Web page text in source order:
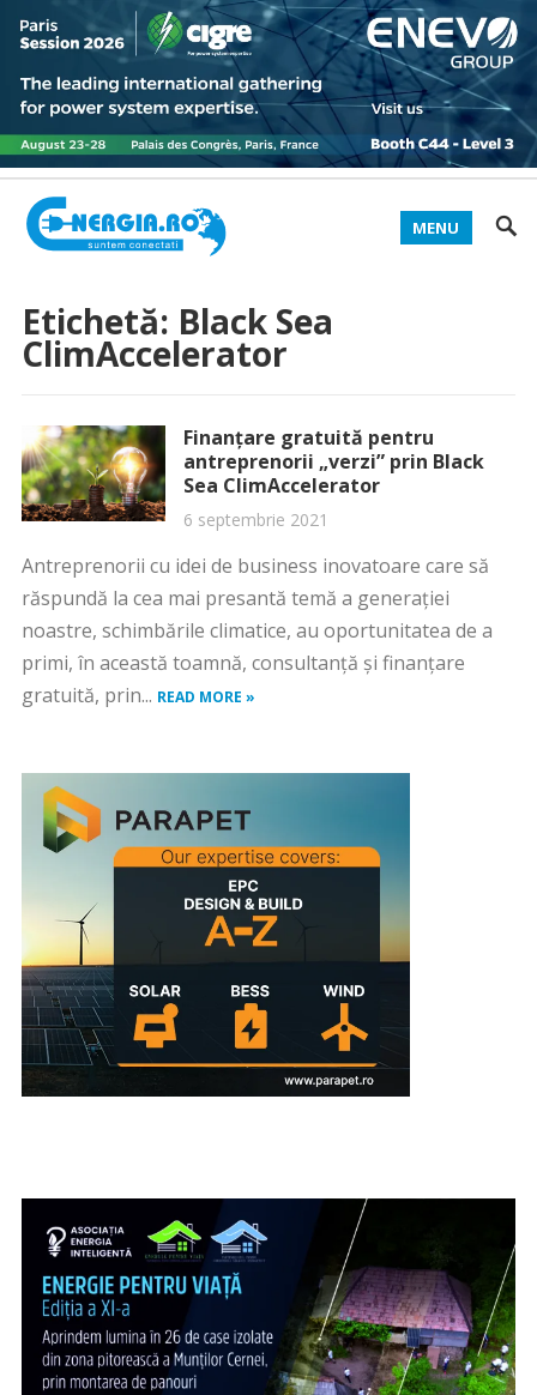
MENU
Etichetă: Black Sea
ClimAccelerator
Finanțare gratuită pentru
antreprenorii „verzi” prin Black
Sea ClimAccelerator
6 septembrie 2021
Antreprenorii cu idei de business inovatoare care să
răspundă la cea mai presantă temă a generației
noastre, schimbările climatice, au oportunitatea de a
primi, în această toamnă, consultanță și finanțare
gratuită, prin... READ MORE »